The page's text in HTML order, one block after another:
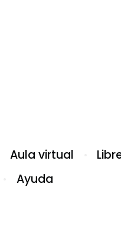
Aula virtual
Ayuda